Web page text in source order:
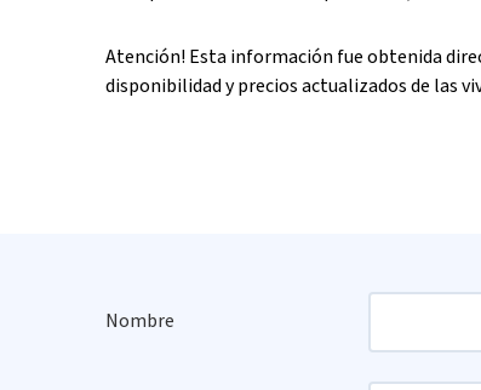
Atención! Esta información fue obtenida
disponibilidad y precios actualizados de las
Nombre